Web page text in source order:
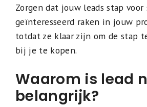
Zorgen dat jouw leads stap voor
geïnteresseerd raken in jouw
totdat ze klaar zijn om de stap
bij je te kopen.
Waarom is lead
belangrijk?